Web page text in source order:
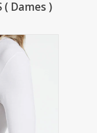
( Dames )